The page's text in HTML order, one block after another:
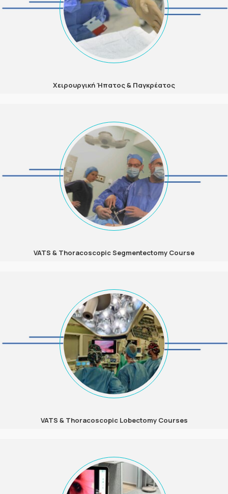
Χειρουργική Ήπατος & Παγκρέατος
VATS & Thoracoscopic Segmentectomy Course
VATS & Thoracoscopic Lobectomy Courses